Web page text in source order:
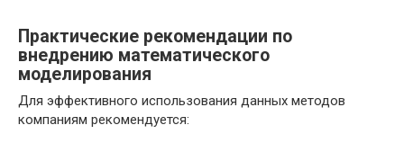
Практические рекомендации по
внедрению математического
моделирования
Для эффективного использования данных методов
компаниям рекомендуется: